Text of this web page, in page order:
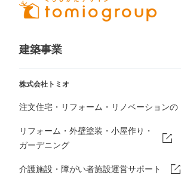
建築事業
株式会社トミオ
注文住宅・リフォーム・リノベーションの
リフォーム・外壁塗装・小屋作り・
ガーデニング
介護施設・障がい者施設運営サポート